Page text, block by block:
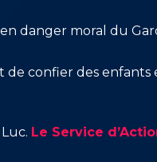
danger moral du
de confier des
Le Service